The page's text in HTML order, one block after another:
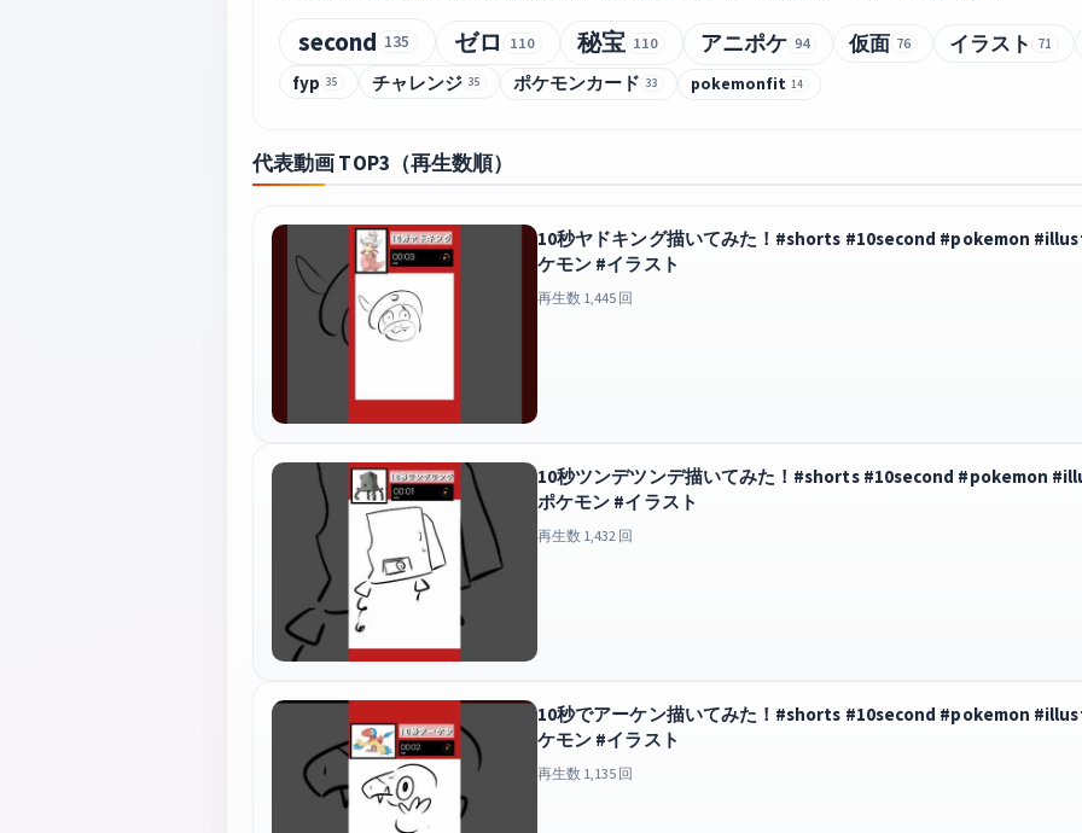
second 135 ゼロ 110 秘宝 110 アニポケ 94 仮面 76 イラスト 71
fyp 35 チャレンジ 35 ポケモンカード 33 pokemonfit 14
代表動画 TOP3（再生数順）
10秒ヤドキング描いてみた！#shorts #10second #pokemon
ケモン #イラスト
再生数 1,445 回
10秒ツンデツンデ描いてみた！#shorts #10second #pokemon
ポケモン #イラスト
再生数 1,432 回
10秒でアーケン描いてみた！#shorts #10second #pokemon
ケモン #イラスト
再生数 1,135 回